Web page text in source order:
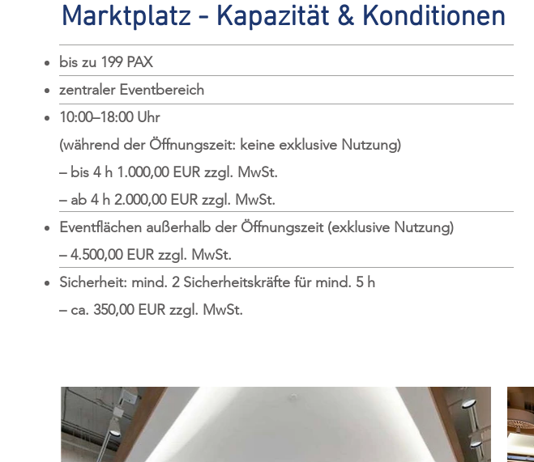
Marktplatz - Kapazität & Konditionen
bis zu 199 PAX
zentraler Eventbereich
10:00–18:00 Uhr
(während der Öffnungszeit: keine exklusive Nutzung)
– bis 4 h 1.000,00 EUR zzgl. MwSt.
– ab 4 h 2.000,00 EUR zzgl. MwSt.
Eventflächen außerhalb der Öffnungszeit (exklusive Nutzung)
– 4.500,00 EUR zzgl. MwSt.
Sicherheit: mind. 2 Sicherheitskräfte für mind. 5 h
– ca. 350,00 EUR zzgl. MwSt.